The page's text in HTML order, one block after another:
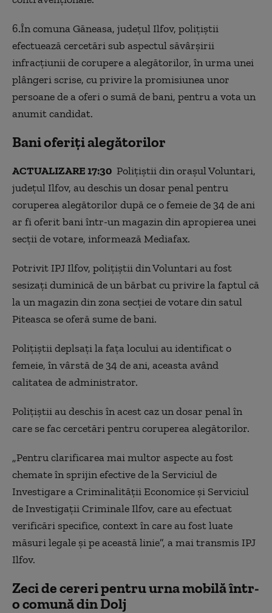
6.În comuna Găneasa, județul Ilfov, polițiștii
efectuează cercetări sub aspectul săvârșirii
infracțiunii de corupere a alegătorilor, în urma unei
plângeri scrise, cu privire la promisiunea unor
persoane de a oferi o sumă de bani, pentru a vota un
anumit candidat.
Bani oferiți alegătorilor
ACTUALIZARE 17:30 Polițiștii din orașul Voluntari,
județul Ilfov, au deschis un dosar penal pentru
coruperea alegătorilor după ce o femeie de 34 de ani
ar fi oferit bani într-un magazin din apropierea unei
secții de votare, informează Mediafax.
Potrivit IPJ Ilfov, polițiștii din Voluntari au fost
sesizați duminică de un bărbat cu privire la faptul că
la un magazin din zona secției de votare din satul
Piteasca se oferă sume de bani.
Polițiștii deplsați la fața locului au identificat o
femeie, în vârstă de 34 de ani, aceasta având
calitatea de administrator.
Polițiștii au deschis în acest caz un dosar penal în
care se fac cercetări pentru coruperea alegătorilor.
„Pentru clarificarea mai multor aspecte au fost
chemate în sprijin efective de la Serviciul de
Investigare a Criminalității Economice și Serviciul
de Investigații Criminale Ilfov, care au efectuat
verificări specifice, context în care au fost luate
măsuri legale și pe această linie”, a mai transmis IPJ
Ilfov.
Zeci de cereri pentru urna mobilă într-
o comună din Dolj